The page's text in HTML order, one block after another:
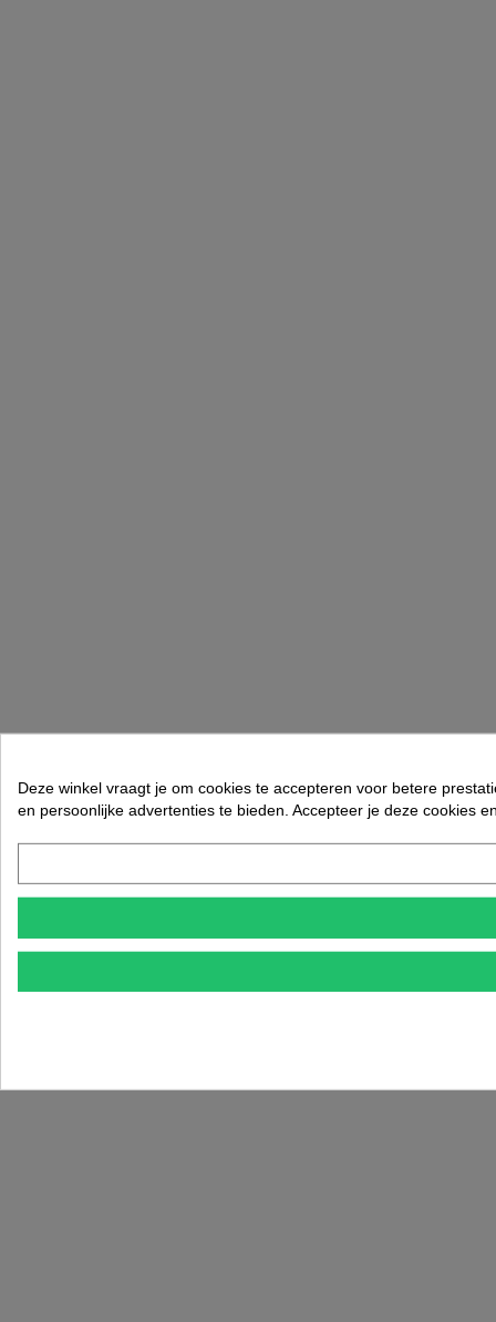
Deze winkel vraagt je om cookies te accepteren voor betere
en persoonlijke advertenties te bieden. Accepteer je deze cookies